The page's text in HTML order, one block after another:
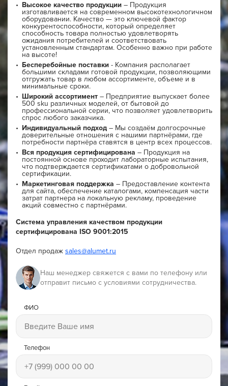
Высокое качество продукции – Продукция
изготавливается на современном высокотехнологичном
оборудовании. Качество — это ключевой фактор
конкурентоспособности, который определяет
способность товара полностью удовлетворять
ожидания потребителей и соответствовать
установленным стандартам. Особенно важно при работе
на высоте!
Бесперебойные поставки - Компания располагает
большими складами готовой продукции, позволяющими
отгружать товар в любом ассортименте, объеме и в
минимальные сроки.
Широкий ассортимент – Предприятие выпускает более
500 sku различных моделей, от бытовой до
профессиональной серии, что позволяет удовлетворить
спрос любого заказчика.
Индивидуальный подход – Мы создаём долгосрочные
доверительные отношения с нашими партнёрами, где
потребности партнёра ставятся в центр всех процессов.
Вся продукция сертифицирована – Продукция на
постоянной основе проходит лабораторные испытания,
что подтверждается сертификатами о добровольной
сертификации.
Маркетинговая поддержка – Предоставление контента
для сайта, обеспечение каталогами, компенсация части
затрат партнера на локальную рекламу, проведение
акций совместно с партнёрами.
Система управления качеством продукции
сертифицирована ISO 9001:2015
Отдел продаж sales@alumet.ru
Наш менеджер свяжется с вами по телефону или
отправит письмо с условиями сотрудничества.
ФИО
Телефон